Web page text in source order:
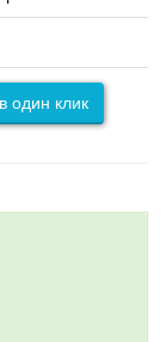
один клик